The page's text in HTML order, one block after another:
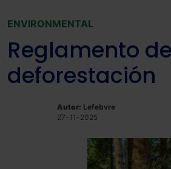
ENVIRONMENTAL
Reglamento
deforestación
Autor: Lefebvre
27-11-2025